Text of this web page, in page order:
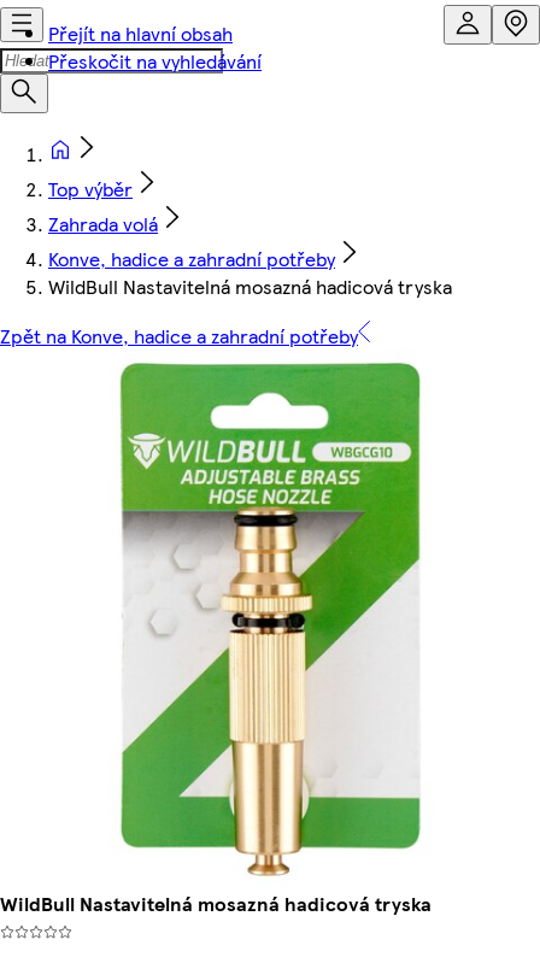
Přejít na hlavní obsah
Přeskočit na vyhledávání
Top výběr
Zahrada volá
Konve, hadice a zahradní potřeby
WildBull Nastavitelná mosazná hadicová tryska
Zpět na Konve, hadice a zahradní potřeby
WildBull Nastavitelná mosazná hadicová tryska